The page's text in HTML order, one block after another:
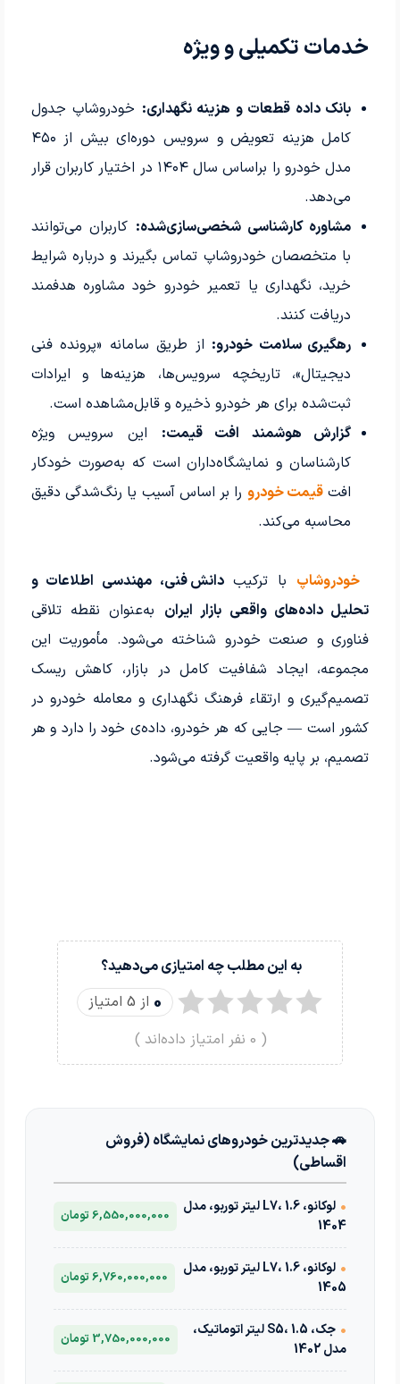
خدمات تکمیلی و ویژه
بانک داده قطعات و هزینه نگهداری: خودروشاپ جدول
کامل هزینه تعویض و سرویس دوره‌ای بیش از ۴۵۰
مدل خودرو را براساس سال ۱۴۰۴ در اختیار کاربران قرار
می‌دهد.
مشاوره کارشناسی شخصی‌سازی‌شده: کاربران می‌توانند
با متخصصان خودروشاپ تماس بگیرند و درباره شرایط
خرید، نگهداری یا تعمیر خودرو خود مشاوره هدفمند
دریافت کنند.
رهگیری سلامت خودرو: از طریق سامانه «پرونده فنی
دیجیتال»، تاریخچه سرویس‌ها، هزینه‌ها و ایرادات
ثبت‌شده برای هر خودرو ذخیره و قابل‌مشاهده است.
گزارش هوشمند افت قیمت: این سرویس ویژه
کارشناسان و نمایشگاه‌داران است که به‌صورت خودکار
افتقیمت خودرو را بر اساس آسیب یا رنگ‌شدگی دقیق
محاسبه می‌کند.
خودروشاپ با ترکیبدانش فنی، مهندسی اطلاعات و
تحلیل داده‌های واقعی بازار ایران به‌عنوان نقطه تلاقی
فناوری و صنعت خودرو شناخته می‌شود. مأموریت این
مجموعه، ایجاد شفافیت کامل در بازار، کاهش ریسک
تصمیم‌گیری و ارتقاء فرهنگ نگهداری و معامله خودرو در
کشور است — جایی که هر خودرو، داده‌ی خود را دارد و هر
تصمیم، بر پایه واقعیت گرفته می‌شود.
به این مطلب چه امتیازی می‌دهید؟
0 از 5 امتیاز
(
0 نفر امتیاز داده‌اند )
🚗 جدیدترین خودروهای نمایشگاه (فروش
اقساطی)
•
لوکانو، L7، 1.6 لیتر توربو، مدل
1404
6,550,000,000 تومان
•
لوکانو، L7، 1.6 لیتر توربو، مدل
1405
6,760,000,000 تومان
•
جک، S5، 1.5 لیتر اتوماتیک،
مدل 1402
3,750,000,000 تومان